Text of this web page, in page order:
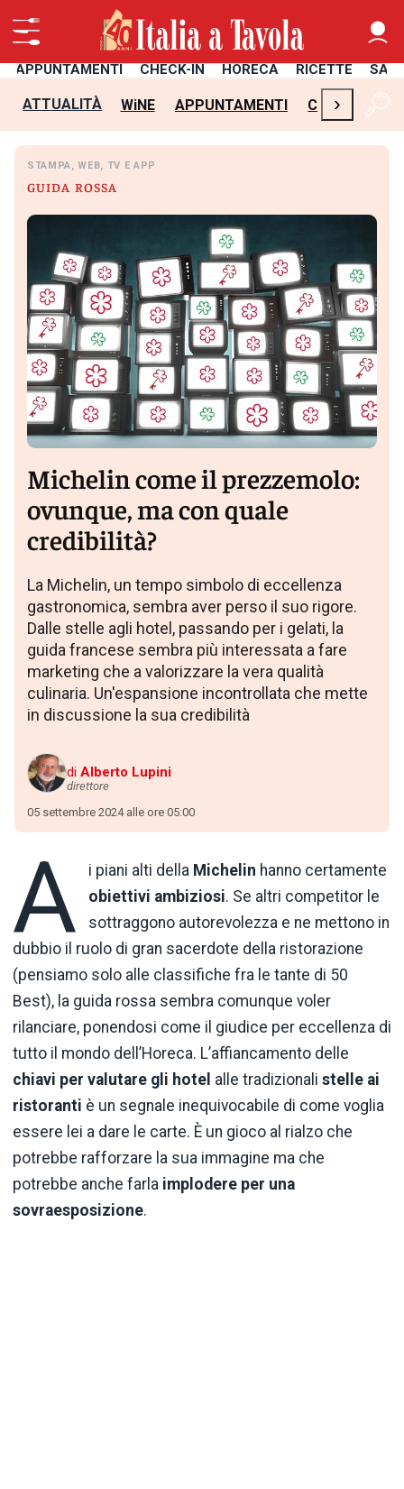
APPUNTAMENTI CHECK-IN HORECA RICETTE
ATTUALITÀ WiNE APPUNTAMENTI CHECK-IN
›
STAMPA, WEB, TV E APP
GUIDA ROSSA
Michelin come il prezzemolo:
ovunque, ma con quale
credibilità?
La Michelin, un tempo simbolo di eccellenza
gastronomica, sembra aver perso il suo rigore.
Dalle stelle agli hotel, passando per i gelati, la
guida francese sembra più interessata a fare
marketing che a valorizzare la vera qualità
culinaria. Un'espansione incontrollata che mette
in discussione la sua credibilità
di Alberto Lupini
direttore
05 settembre 2024 alle ore 05:00
A i piani alti della Michelin hanno certamente
obiettivi ambiziosi. Se altri competitor le
sottraggono autorevolezza e ne mettono in
dubbio il ruolo di gran sacerdote della ristorazione
(pensiamo solo alle classifiche fra le tante di 50
Best), la guida rossa sembra comunque voler
rilanciare, ponendosi come il giudice per eccellenza di
tutto il mondo dell’Horeca. L’affiancamento delle
chiavi per valutare gli hotel alle tradizionali stelle ai
ristoranti è un segnale inequivocabile di come voglia
essere lei a dare le carte. È un gioco al rialzo che
potrebbe rafforzare la sua immagine ma che
potrebbe anche farla implodere per una
sovraesposizione.